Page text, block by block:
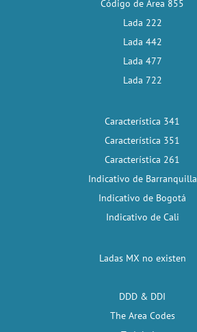
Código de Área 855
Lada 222
Lada 442
Lada 477
Lada 722
Característica 341
Característica 351
Característica 261
Indicativo de Barranquilla
Indicativo de Bogotá
Indicativo de Cali
Ladas MX no existen
DDD & DDI
The Area Codes